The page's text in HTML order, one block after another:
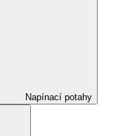
Napínací potahy